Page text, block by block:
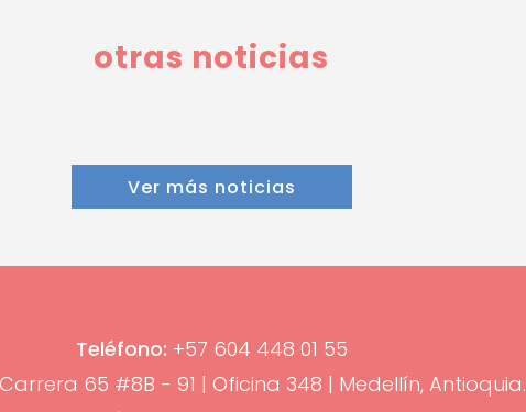
otras noticias
Ver más noticias
Teléfono: +57 604 448 01 55
Carrera 65 #8B - 91 | Oficina 348 | Medellín, Antioquia.